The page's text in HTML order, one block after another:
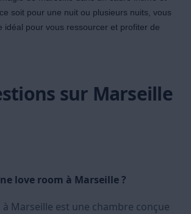
soit pour une nuit ou plusieurs nuits, vous
idéal pour vous ressourcer et profiter de
sur Marseille
love room à Marseille ?
Marseille est une chambre conçue